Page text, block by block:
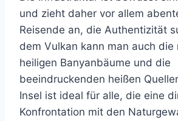
und zieht daher vor allem
Reisende an, die Authentizität
dem Vulkan kann man auch die
heiligen Banyanbäume und die
beeindruckenden heißen
Insel ist ideal für alle, die eine
Konfrontation mit den